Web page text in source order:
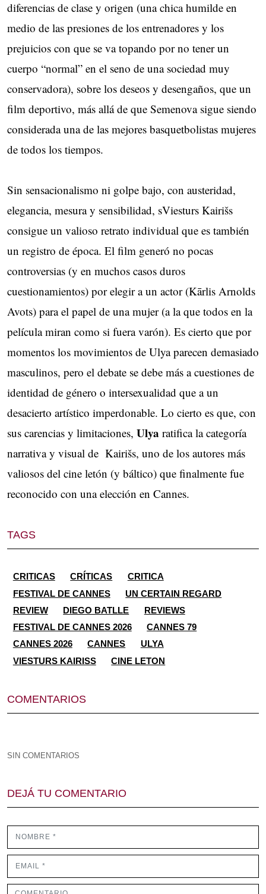
diferencias de clase y origen (una chica humilde en
medio de las presiones de los entrenadores y los
prejuicios con que se va topando por no tener un
cuerpo “normal” en el seno de una sociedad muy
conservadora), sobre los deseos y desengaños, que un
film deportivo, más allá de que Semenova sigue siendo
considerada una de las mejores basquetbolistas mujeres
de todos los tiempos.
Sin sensacionalismo ni golpe bajo, con austeridad,
elegancia, mesura y sensibilidad, sViesturs Kairišs
consigue un valioso retrato individual que es también
un registro de época. El film generó no pocas
controversias (y en muchos casos duros
cuestionamientos) por elegir a un actor (Kārlis Arnolds
Avots) para el papel de una mujer (a la que todos en la
película miran como si fuera varón). Es cierto que por
momentos los movimientos de Ulya parecen demasiado
masculinos, pero el debate se debe más a cuestiones de
identidad de género o intersexualidad que a un
desacierto artístico imperdonable. Lo cierto es que, con
sus carencias y limitaciones, Ulya ratifica la categoría
narrativa y visual de Kairišs, uno de los autores más
valiosos del cine letón (y báltico) que finalmente fue
reconocido con una elección en Cannes.
TAGS
CRITICAS CRÍTICAS
CRITICA
FESTIVAL DE CANNES
UN CERTAIN REGARD
REVIEW
DIEGO BATLLE
REVIEWS
FESTIVAL DE CANNES 2026
CANNES 79
CANNES 2026
CANNES
ULYA
VIESTURS KAIRISS
CINE LETON
COMENTARIOS
SIN COMENTARIOS
DEJÁ TU COMENTARIO